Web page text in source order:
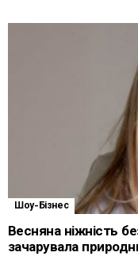
Шоу-Бізнес
Весняна ніжність
зачарувала